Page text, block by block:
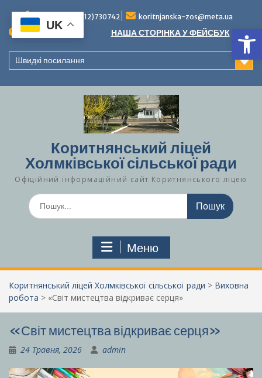
вмісту
Тел./факс (0312)730742 koritnjanska-zos@meta.ua
Повідомлення: НАША СТОРІНКА У ФЕЙСБУК
Швидкі посилання
Коритнянський ліцей
Холмківської сільської ради
Офіційний інформаційний сайт Коритнянського ліцею
Шукати:
Меню
Коритнянський ліцей Холмківської сільської ради > Виховна
робота > «Світ мистецтва відкриває серця»
«Світ мистецтва відкриває серця»
24 Травня, 2026 admin
UK